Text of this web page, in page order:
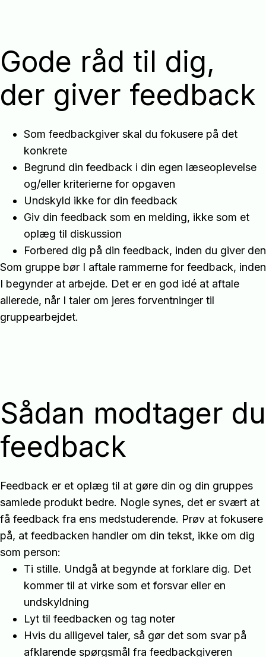
Gode råd til dig,
der giver feedback
Som feedbackgiver skal du fokusere på det
konkrete
Begrund din feedback i din egen læseoplevelse
og/eller kriterierne for opgaven
Undskyld ikke for din feedback
Giv din feedback som en melding, ikke som et
oplæg til diskussion
Forbered dig på din feedback, inden du giver den
Som gruppe bør I aftale rammerne for feedback, inden
I begynder at arbejde. Det er en god idé at aftale
allerede, når I taler om jeres forventninger til
gruppearbejdet.
Sådan modtager du
feedback
Feedback er et oplæg til at gøre din og din gruppes
samlede produkt bedre. Nogle synes, det er svært at
få feedback fra ens medstuderende. Prøv at fokusere
på, at feedbacken handler om din tekst, ikke om dig
som person:
Ti stille. Undgå at begynde at forklare dig. Det
kommer til at virke som et forsvar eller en
undskyldning
Lyt til feedbacken og tag noter
Hvis du alligevel taler, så gør det som svar på
afklarende spørgsmål fra feedbackgiveren